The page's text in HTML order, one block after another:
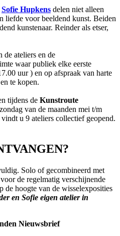
Sofie Hupkens delen niet alleen
liefde voor beeldend kunst. Beiden
kunstenaar. Reinder als etser,
ateliers en de
waar publiek elke eerste
uur ) en op afspraak van harte
te kopen.
tijdens de Kunstroute
van de maanden mei t/m
u 9 ateliers collectief geopend.
Solo of gecombineerd met
de regelmatig verschijnende
hoogte van de wisselexposities
en Sofie eigen atelier in
Nieuwsbrief